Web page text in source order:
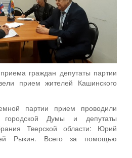
граждан депутаты партии
прием жителей Кашинского
партии прием проводили
городской Думы и депутаты
Тверской области: Юрий
Рыкин. Всего за помощью